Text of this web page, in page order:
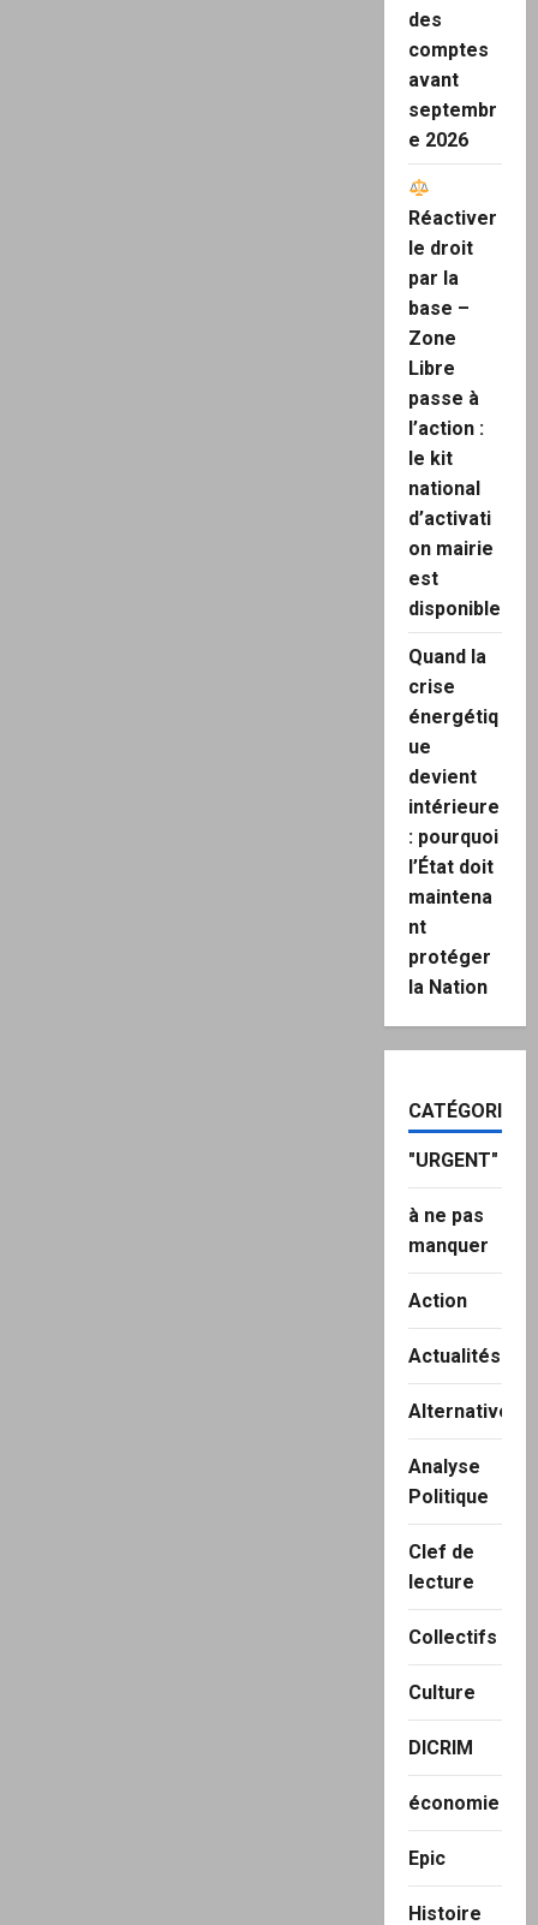
des
comptes
avant
septembr
e 2026
Réactiver
le droit
par la
base –
Zone
Libre
passe à
l’action :
le kit
national
d’activati
on mairie
est
disponible
Quand la
crise
énergétiq
ue
devient
intérieure
: pourquoi
l’État doit
maintena
nt
protéger
la Nation
CATÉGORIES
"URGENT"
à ne pas
manquer
Action
Actualités
Alternatives
Analyse
Politique
Clef de
lecture
Collectifs
Culture
DICRIM
économie
Epic
Histoire